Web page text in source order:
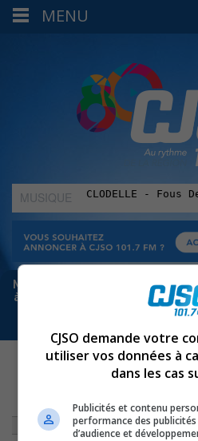
MUSIQUE
:
Meta bloque les infos sur
à Sorel-Tracy et la région,
VINS-WAV-CHRONIQUE-VINS-WAV
MENU
CJSO demande votre
utiliser vos données à
dans les cas
Publicités et contenu
performance des
d’audience et